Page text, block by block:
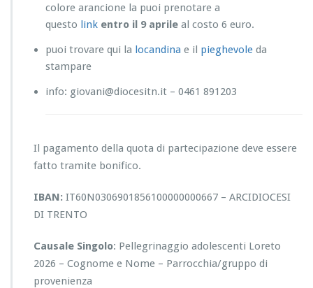
colore arancione la puoi prenotare a
questo link entro il 9 aprile al costo 6 euro.
puoi trovare qui la locandina e il pieghevole da
stampare
info: giovani@diocesitn.it – 0461 891203
Il pagamento della quota di partecipazione deve essere
fatto tramite bonifico.
IBAN: IT60N0306901856100000000667 – ARCIDIOCESI
DI TRENTO
Causale Singolo: Pellegrinaggio adolescenti Loreto
2026 – Cognome e Nome – Parrocchia/gruppo di
provenienza